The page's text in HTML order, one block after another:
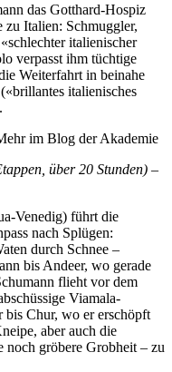
das Gotthard-Hospiz
Italien: Schmuggler,
italienischer
verpasst ihm tüchtige
Weiterfahrt in beinahe
italienisches
über 20 Stunden) –
Venedig) führt die
nach Splügen:
durch Schnee –
bis Andeer, wo gerade
flieht vor dem
Viamala-
bis Chur, wo er erschöpft
aber auch die
gröbere Grobheit – zu